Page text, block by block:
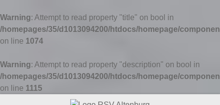
Warning: Attempt to read property "title" on bool in
/homepages/35/d1013094200/htdocs/homepage/
on line 1074
Warning: Attempt to read property "description" on bool in
/homepages/35/d1013094200/htdocs/homepage/
on line 1115